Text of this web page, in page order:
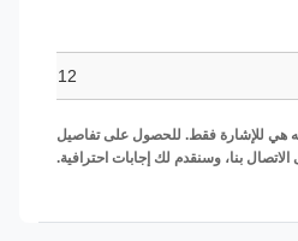
للإشارة فقط. للحصول على تفاصيل
بنا، وسنقدم لك إجابات احترافية.